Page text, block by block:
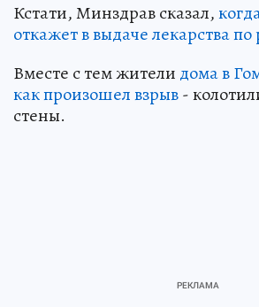
Кстати, Минздрав сказал,
откажет в выдаче лекарства по
Вместе с тем жители дома в
как произошел взрыв-
стены.